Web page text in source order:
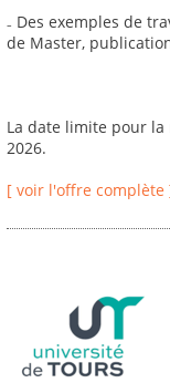
₋ Des exemples de
de Master,
La date limite pour la
2026.
[ voir l'offre complète